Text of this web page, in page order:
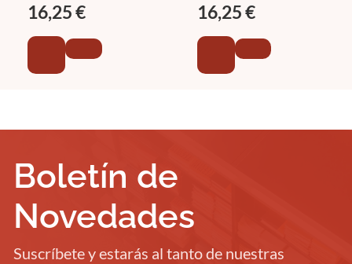
16,25 € 16,25 €
Boletín de
Novedades
Suscríbete y estarás al tanto de nuestras